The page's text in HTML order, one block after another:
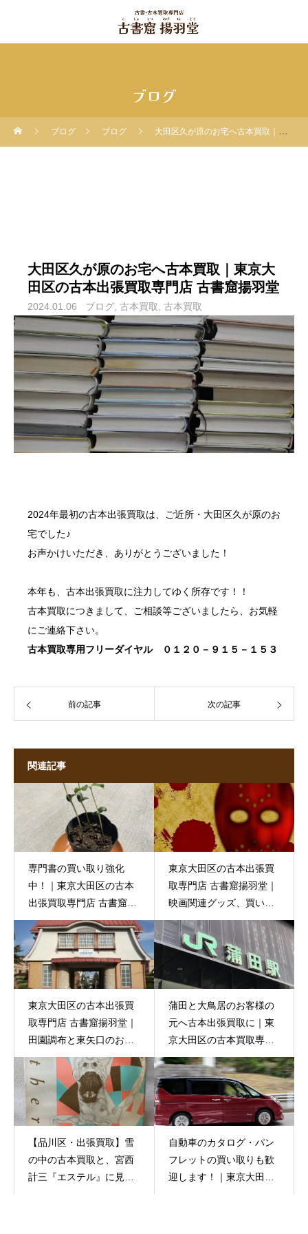
ブログ
ブログ ブログ 大田区久が原のお宅へ古本買取｜東京大田区の古本出張買取専門店 古書窟揚羽堂
大田区久が原のお宅へ古本買取｜東京大
田区の古本出張買取専門店 古書窟揚羽堂
2024.01.06 ブログ 古本買取 古本買取
2024年最初の古本出張買取は、ご近所・大田区久が原のお
宅でした♪
お声かけいただき、ありがとうございました！
本年も、 古本出張買取に注力してゆく所存です！！
古本買取につきまして、ご相談等ございましたら、お気軽
にご連絡下さい。
古本買取専用フリーダイヤル ０１２０－９１５－１５３
前の記事 次の記事
関連記事
専門書の買い取り強化
中！｜東京大田区の古本
出張買取専門店 古書窟揚
羽堂
東京大田区の古本出張買
取専門店 古書窟揚羽堂｜
映画関連グッズ、買い取
ります！
東京大田区の古本出張買
取専門店 古書窟揚羽堂｜
田園調布と東矢口のお宅
へ古本買取
蒲田と大鳥居のお客様の
元へ古本出張買取に｜東
京大田区の古本買取専門
店 古書窟揚羽堂
【品川区・出張買取】雪
の中の古本買取と、宮西
計三『エステル』に見る
自動車のカタログ・パン
フレットの買い取りも歓
迎します！｜東京大田区